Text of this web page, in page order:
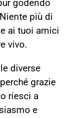
godendo
più di
ai tuoi amici
vivo.
diverse
grazie
riesci a
e